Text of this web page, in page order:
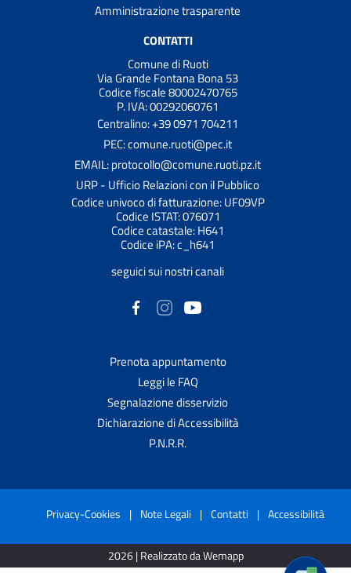
Amministrazione trasparente
CONTATTI
Comune di Ruoti
Via Grande Fontana Bona 53
Codice fiscale 80002470765
P. IVA: 00292060761
Centralino: +39 0971 704211
PEC: comune.ruoti@pec.it
EMAIL: protocollo@comune.ruoti.pz.it
URP - Ufficio Relazioni con il Pubblico
Codice univoco di fatturazione: UF09VP
Codice ISTAT: 076071
Codice catastale: H641
Codice iPA: c_h641
seguici sui nostri canali
Prenota appuntamento
Leggi le FAQ
Segnalazione disservizio
Dichiarazione di Accessibilità
P.N.R.R.
Privacy-Cookies | Note Legali | Contatti | Accessibilità
2026 | Realizzato da Wemapp